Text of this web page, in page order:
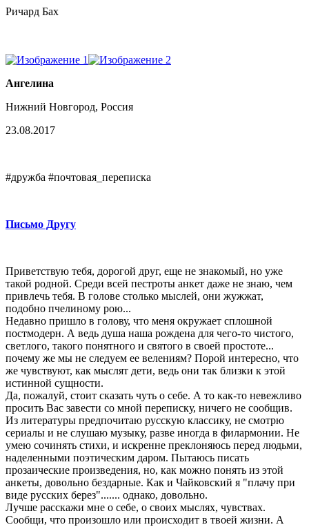
Ричард Бах
Ангелина
Нижний Новгород, Россия
23.08.2017
#дружба #почтовая_переписка
Письмо Другу
Приветствую тебя, дорогой друг, еще не знакомый, но уже
такой родной. Среди всей пестроты анкет даже не знаю, чем
привлечь тебя. В голове столько мыслей, они жужжат,
подобно пчелиному рою...
Недавно пришло в голову, что меня окружает сплошной
постмодерн. А ведь душа наша рождена для чего-то чистого,
светлого, такого понятного и святого в своей простоте...
почему же мы не следуем ее велениям? Порой интересно, что
же чувствуют, как мыслят дети, ведь они так близки к этой
истинной сущности.
Да, пожалуй, стоит сказать чуть о себе. А то как-то невежливо
просить Вас завести со мной переписку, ничего не сообщив.
Из литературы предпочитаю русскую классику, не смотрю
сериалы и не слушаю музыку, разве иногда в филармонии. Не
умею сочинять стихи, и искренне преклоняюсь перед людьми,
наделенными поэтическим даром. Пытаюсь писать
прозаические произведения, но, как можно понять из этой
анкеты, довольно бездарные. Как и Чайковский я "плачу при
виде русских берез"....... однако, довольно.
Лучше расскажи мне о себе, о своих мыслях, чувствах.
Сообщи, что произошло или происходит в твоей жизни. А